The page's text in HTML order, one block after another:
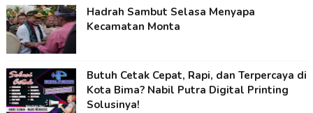
Hadrah Sambut Selasa Menyapa
Kecamatan Monta
Butuh Cetak Cepat, Rapi, dan Terpercaya di
Kota Bima? Nabil Putra Digital Printing
Solusinya!